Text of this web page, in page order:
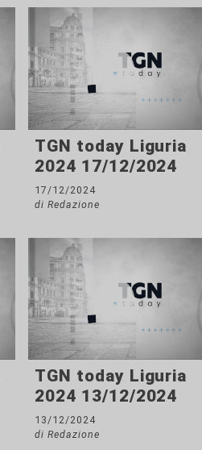
TGN today Liguria
2024 17/12/2024
17/12/2024
di Redazione
TGN today Liguria
2024 13/12/2024
13/12/2024
di Redazione